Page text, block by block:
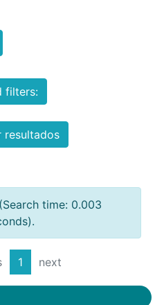
filters:
resultados
time: 0.003
1 next